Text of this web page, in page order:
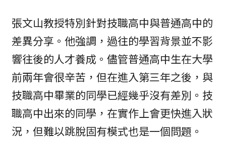
張文山教授特別針對技職高中與普通高中的
差異分享。他強調，過往的學習背景並不影
響往後的人才養成。儘管普通高中生在大學
前兩年會很辛苦，但在進入第三年之後，與
技職高中畢業的同學已經幾乎沒有差別。技
職高中出來的同學，在實作上會更快進入狀
況，但難以跳脫固有模式也是一個問題。